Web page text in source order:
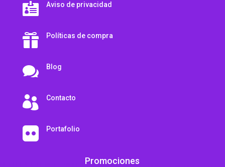
 Aviso de privacidad
 Políticas de compra
 Blog
 Contacto
 Portafolio
Promociones